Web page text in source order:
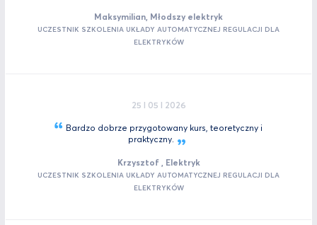
Maksymilian, Młodszy elektryk
UCZESTNIK SZKOLENIA UKŁADY AUTOMATYCZNEJ REGULACJI DLA
ELEKTRYKÓW
25 I 05 I 2026
Bardzo dobrze przygotowany kurs, teoretyczny i
praktyczny.
Krzysztof , Elektryk
UCZESTNIK SZKOLENIA UKŁADY AUTOMATYCZNEJ REGULACJI DLA
ELEKTRYKÓW